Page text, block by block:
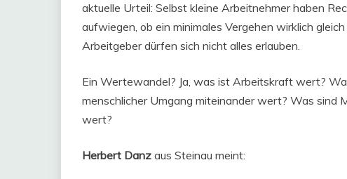
aktuelle Urteil: Selbst kleine Arbeitnehmer haben
aufwiegen, ob ein minimales Vergehen wirklich
Arbeitgeber dürfen sich nicht alles erlauben.
Ein Wertewandel? Ja, was ist Arbeitskraft wert?
menschlicher Umgang miteinander wert? Was
wert?
Herbert Danz aus Steinau meint: